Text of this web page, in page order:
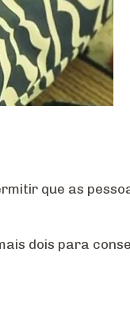
que as
dois para